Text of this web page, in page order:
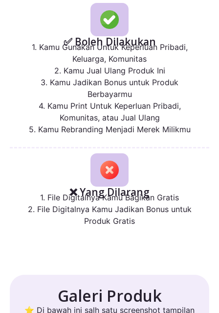
✅ Boleh Dilakukan
1. Kamu Gunakan Untuk Keperluan Pribadi,
Keluarga, Komunitas
2. Kamu Jual Ulang Produk Ini
3. Kamu Jadikan Bonus untuk Produk
Berbayarmu
4. Kamu Print Untuk Keperluan Pribadi,
Komunitas, atau Jual Ulang
5. Kamu Rebranding Menjadi Merek Milikmu
❌ Yang Dilarang
1. File Digitalnya Kamu Bagikan Gratis
2. File Digitalnya Kamu Jadikan Bonus untuk
Produk Gratis
Galeri Produk
⭐ Di bawah ini salh satu screenshot tampilan